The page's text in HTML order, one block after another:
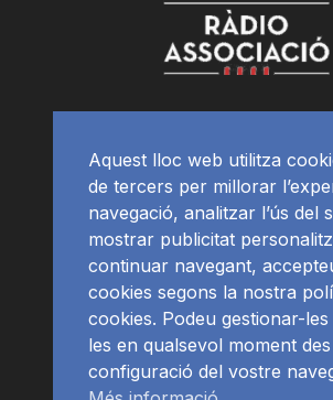
Aquest lloc web utilitza
de tercers per millorar
navegació, analitzar l’ús del
mostrar publicitat
continuar navegant,
cookies segons la nostra
cookies. Podeu gestionar-
les en qualsevol moment
configuració del vostre